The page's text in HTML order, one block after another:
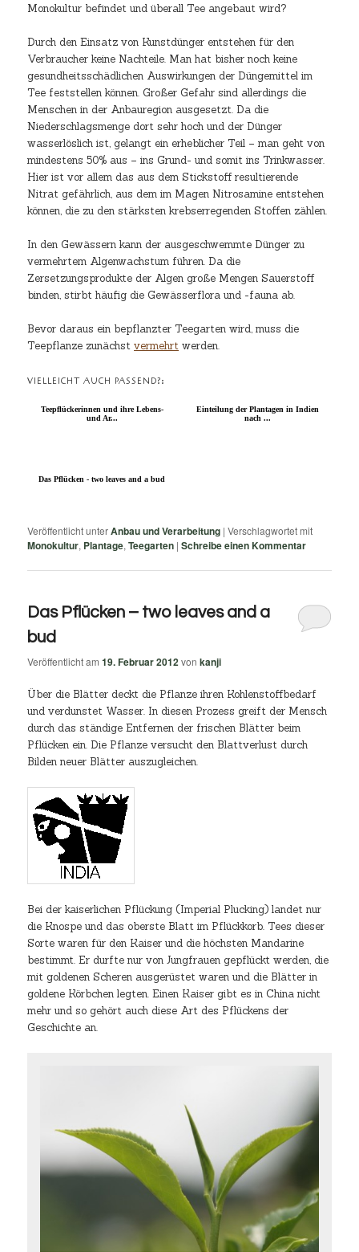
Monokultur befindet und überall Tee angebaut wird?
Durch den Einsatz von Kunstdünger entstehen für den
Verbraucher keine Nachteile. Man hat bisher noch keine
gesundheitsschädlichen Auswirkungen der Düngemittel im
Tee feststellen können. Großer Gefahr sind allerdings die
Menschen in der Anbauregion ausgesetzt. Da die
Niederschlagsmenge dort sehr hoch und der Dünger
wasserlöslich ist, gelangt ein erheblicher Teil – man geht von
mindestens 50% aus – ins Grund- und somit ins Trinkwasser.
Hier ist vor allem das aus dem Stickstoff resultierende
Nitrat gefährlich, aus dem im Magen Nitrosamine entstehen
können, die zu den stärksten krebserregenden Stoffen zählen.
In den Gewässern kann der ausgeschwemmte Dünger zu
vermehrtem Algenwachstum führen. Da die
Zersetzungsprodukte der Algen große Mengen Sauerstoff
binden, stirbt häufig die Gewässerflora und -fauna ab.
Bevor daraus ein bepflanzter Teegarten wird, muss die
Teepflanze zunächstvermehrt werden.
VIELLEICHT AUCH PASSEND?:
Teepflückerinnen und ihre Lebens-
und Ar...
Einteilung der Plantagen in Indien
nach ...
Das Pflücken - two leaves and a bud
Veröffentlicht unterAnbau und Verarbeitung |Verschlagwortet mit
Monokultur, Plantage,Teegarten |Schreibe einen Kommentar
Das Pflücken – two leaves and a
bud
Veröffentlicht am19. Februar 2012vonkanji
Über die Blätter deckt die Pflanze ihren Kohlenstoffbedarf
und verdunstet Wasser. In diesen Prozess greift der Mensch
durch das ständige Entfernen der frischen Blätter beim
Pflücken ein. Die Pflanze versucht den Blattverlust durch
Bilden neuer Blätter auszugleichen.
Bei der kaiserlichen Pflückung (Imperial Plucking) landet nur
die Knospe und das oberste Blatt im Pflückkorb. Tees dieser
Sorte waren für den Kaiser und die höchsten Mandarine
bestimmt. Er durfte nur von Jungfrauen gepflückt werden, die
mit goldenen Scheren ausgerüstet waren und die Blätter in
goldene Körbchen legten. Einen Kaiser gibt es in China nicht
mehr und so gehört auch diese Art des Pflückens der
Geschichte an.